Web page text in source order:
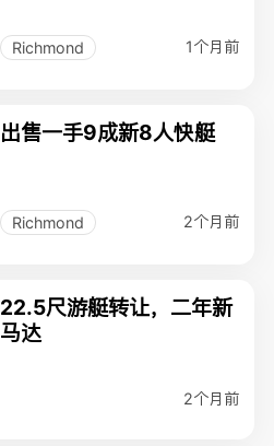
Richmond 1个月前
出售一手9成新8人快艇
Richmond 2个月前
22.5尺游艇转让，二年新
马达
2个月前